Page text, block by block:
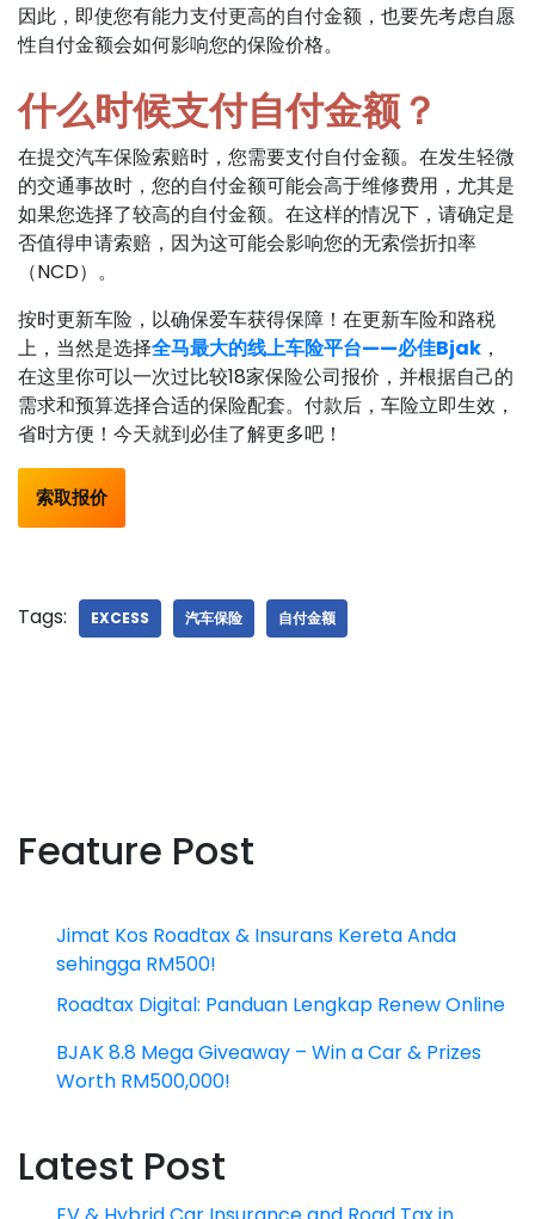
因此，即使您有能力支付更高的自付金额，也要先考虑自愿
性自付金额会如何影响您的保险价格。
什么时候支付自付金额？
在提交汽车保险索赔时，您需要支付自付金额。在发生轻微
的交通事故时，您的自付金额可能会高于维修费用，尤其是
如果您选择了较高的自付金额。在这样的情况下，请确定是
否值得申请索赔，因为这可能会影响您的无索偿折扣率
（NCD）。
按时更新车险，以确保爱车获得保障！在更新车险和路税
上，当然是选择全马最大的线上车险平台——必佳Bjak ，
在这里你可以一次过比较18家保险公司报价，并根据自己的
需求和预算选择合适的保险配套。付款后，车险立即生效，
省时方便！今天就到必佳了解更多吧！
索取报价
Tags: EXCESS 汽车保险 自付金额
Feature Post
Jimat Kos Roadtax & Insurans Kereta Anda
sehingga RM500!
Roadtax Digital: Panduan Lengkap Renew Online
BJAK 8.8 Mega Giveaway – Win a Car & Prizes
Worth RM500,000!
Latest Post